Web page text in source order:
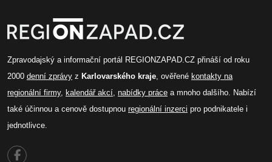
Zpravodajský a informační portál REGIONZAPAD.CZ přináší od roku
2000 denní zprávy z Karlovarského kraje, ověřené kontakty na
regionální firmy, kalendář akcí, nabídky práce a mnoho dalšího. Nabízí
také účinnou a cenově dostupnou regionální inzerci pro podnikatele i
jednotlivce.